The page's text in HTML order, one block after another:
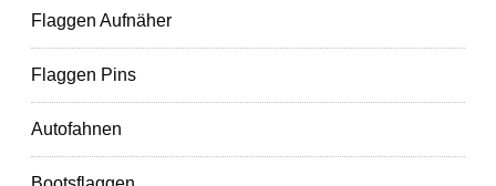
Flaggen Aufnäher
Flaggen Pins
Autofahnen